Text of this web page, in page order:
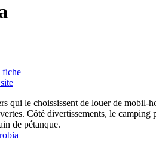
fiche
qui le choississent de louer de mobil-
Côté divertissements, le
de pétanque.